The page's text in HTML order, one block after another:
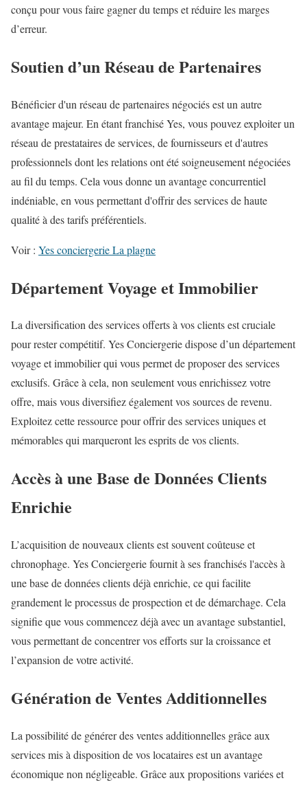
conçu pour vous faire gagner du temps et réduire les marges
d’erreur.
Soutien d’un Réseau de Partenaires
Bénéficier d'un réseau de partenaires négociés est un autre
avantage majeur. En étant franchisé Yes, vous pouvez exploiter un
réseau de prestataires de services, de fournisseurs et d'autres
professionnels dont les relations ont été soigneusement négociées
au fil du temps. Cela vous donne un avantage concurrentiel
indéniable, en vous permettant d'offrir des services de haute
qualité à des tarifs préférentiels.
Voir : Yes conciergerie La plagne
Département Voyage et Immobilier
La diversification des services offerts à vos clients est cruciale
pour rester compétitif. Yes Conciergerie dispose d’un département
voyage et immobilier qui vous permet de proposer des services
exclusifs. Grâce à cela, non seulement vous enrichissez votre
offre, mais vous diversifiez également vos sources de revenu.
Exploitez cette ressource pour offrir des services uniques et
mémorables qui marqueront les esprits de vos clients.
Accès à une Base de Données Clients
Enrichie
L’acquisition de nouveaux clients est souvent coûteuse et
chronophage. Yes Conciergerie fournit à ses franchisés l'accès à
une base de données clients déjà enrichie, ce qui facilite
grandement le processus de prospection et de démarchage. Cela
signifie que vous commencez déjà avec un avantage substantiel,
vous permettant de concentrer vos efforts sur la croissance et
l’expansion de votre activité.
Génération de Ventes Additionnelles
La possibilité de générer des ventes additionnelles grâce aux
services mis à disposition de vos locataires est un avantage
économique non négligeable. Grâce aux propositions variées et